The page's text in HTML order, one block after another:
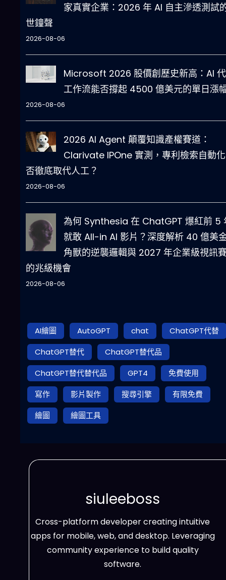
家真實企業：2026 年 AI 自主滲透測試
世鐘聲
2026-08-06
Microsoft 2026 股價創歷史新高：AI
工作流能否撐起 4500 億美元的單日漲
2026-08-06
2026 AI Agent 顛覆知識產權賽道：
Clarivate IPOne 實測，專利檢索自動
否徹底取代人工？
2026-08-06
為何 Synthesia 在 ChatGPT 爆紅前 5
就敢 All-in AI 影片？深度解析 40 億美
角獸的逆襲邏輯與 2027 年企業級視訊
的兆級機會
2026-08-06
AI繪圖 AutoGPT chat
ChatGPT代替
ChatGPT替代
ChatGPT替代品
ChatGPT替代替代品
GPT4
免費使用
寫作
影片製作 搜尋引擎
有限免費
繪圖
繪圖工具
siuleeboss
Cross-platform developer creating intuitive
apps for mobile, web, and desktop. Leveraging
community experience to build quality
software.